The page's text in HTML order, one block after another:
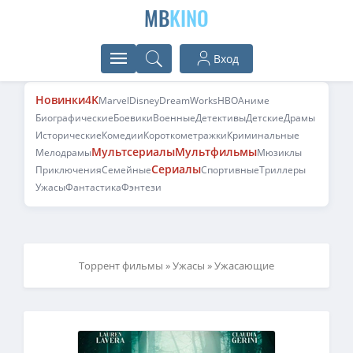
MBKINO
Вход
Новинки4KMarvelDisneyDreamWorksHBOАниме
БиографическиеБоевикиВоенныеДетективыДетскиеДрамы
ИсторическиеКомедииКороткометражкиКриминальные
МелодрамыМультсериалыМультфильмыМюзиклы
ПриключенияСемейныеСериалыСпортивныеТриллеры
УжасыФантастикаФэнтези
Торрент фильмы »Ужасы » Ужасающие